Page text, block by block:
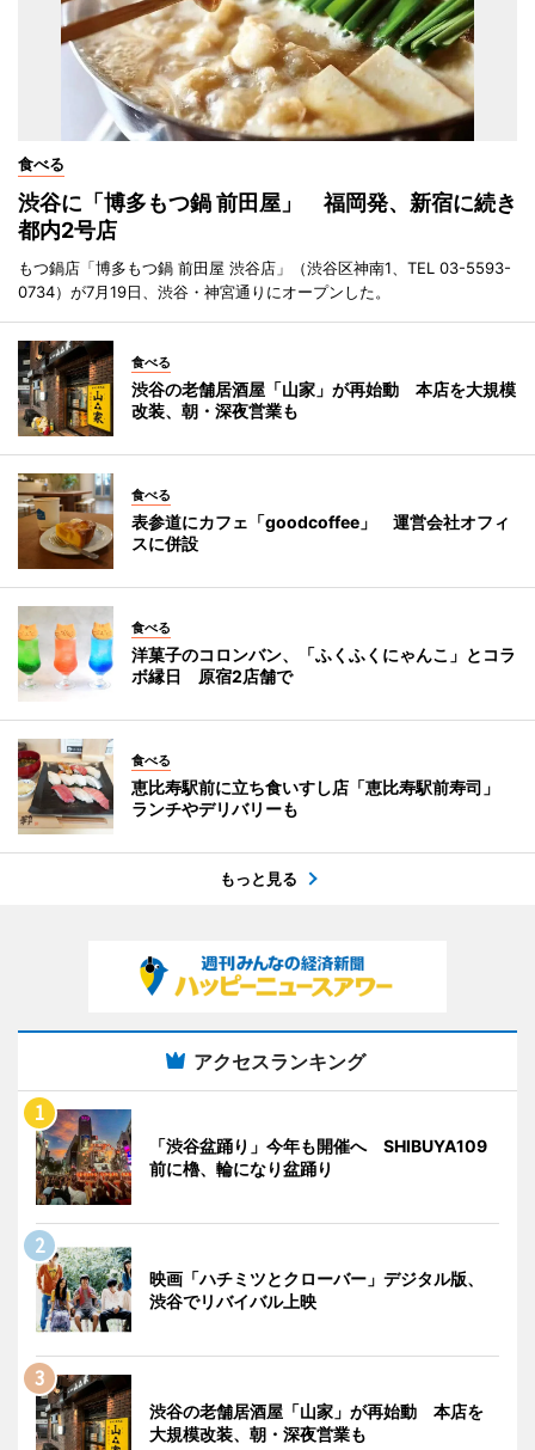
食べる
渋谷に「博多もつ鍋 前田屋」 福岡発、新宿に続き
都内2号店
もつ鍋店「博多もつ鍋 前田屋 渋谷店」（渋谷区神南1、TEL 03-5593-
0734）が7月19日、渋谷・神宮通りにオープンした。
食べる
渋谷の老舗居酒屋「山家」が再始動 本店を大規模
改装、朝・深夜営業も
食べる
表参道にカフェ「goodcoffee」 運営会社オフィ
スに併設
食べる
洋菓子のコロンバン、「ふくふくにゃんこ」とコラ
ボ縁日 原宿2店舗で
食べる
恵比寿駅前に立ち食いすし店「恵比寿駅前寿司」
ランチやデリバリーも
もっと見る
アクセスランキング
「渋谷盆踊り」今年も開催へ SHIBUYA109
前に櫓、輪になり盆踊り
映画「ハチミツとクローバー」デジタル版、
渋谷でリバイバル上映
渋谷の老舗居酒屋「山家」が再始動 本店を
大規模改装、朝・深夜営業も